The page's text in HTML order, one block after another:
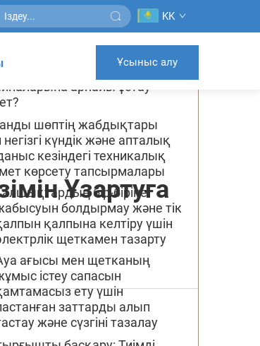
KK
Ұсыныс алу
Ұзартуға
жасанды шөп
арнайы ұстау
шөптің жабдықтары
негізгі күндік және апталық
кезіндегі техникалық
көрсету тапсырмалары
бір-біріне
болдырмау және тік
қалпына келтіру үшін
щеткамен тазарту
ағысы мен щетканың
істеу сапасын
ету үшін
заттарды алып
және сүзгіні тазалау